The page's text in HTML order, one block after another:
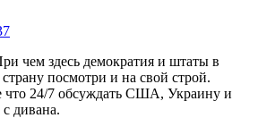
чем здесь демократия и штаты в
посмотри и на свой строй.
что 24/7 обсуждать США, Украину и
дивана.